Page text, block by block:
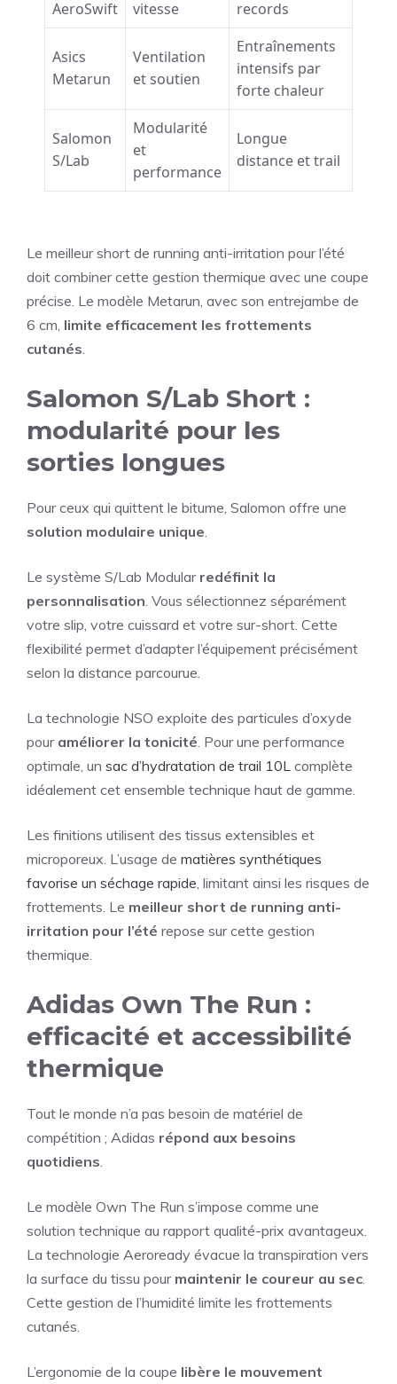
AeroSwift
vitesse
records
Asics
Metarun
Ventilation
et soutien
Entraînements
intensifs par
forte chaleur
Salomon
S/Lab
Modularité
et
performance
Longue
distance et trail
Le meilleur short de running anti-irritation pour l’été
doit combiner cette gestion thermique avec une coupe
précise. Le modèle Metarun, avec son entrejambe de
6 cm, limite efficacement les frottements
cutanés.
Salomon S/Lab Short :
modularité pour les
sorties longues
Pour ceux qui quittent le bitume, Salomon offre une
solution modulaire unique.
Le système S/Lab Modular redéfinit la
personnalisation. Vous sélectionnez séparément
votre slip, votre cuissard et votre sur-short. Cette
flexibilité permet d’adapter l’équipement précisément
selon la distance parcourue.
La technologie NSO exploite des particules d’oxyde
pour améliorer la tonicité. Pour une performance
optimale, un sac d’hydratation de trail 10L complète
idéalement cet ensemble technique haut de gamme.
Les finitions utilisent des tissus extensibles et
microporeux. L’usage de matières synthétiques
favorise un séchage rapide, limitant ainsi les risques de
frottements. Le meilleur short de running anti-
irritation pour l’été repose sur cette gestion
thermique.
Adidas Own The Run :
efficacité et accessibilité
thermique
Tout le monde n’a pas besoin de matériel de
compétition ; Adidas répond aux besoins
quotidiens.
Le modèle Own The Run s’impose comme une
solution technique au rapport qualité-prix avantageux.
La technologie Aeroready évacue la transpiration vers
la surface du tissu pour maintenir le coureur au sec.
Cette gestion de l’humidité limite les frottements
cutanés.
L’ergonomie de la coupe libère le mouvement